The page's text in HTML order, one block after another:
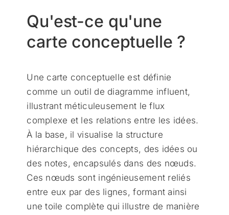
Qu'est-ce qu'une
carte conceptuelle ?
Une carte conceptuelle est définie
comme un outil de diagramme influent,
illustrant méticuleusement le flux
complexe et les relations entre les idées.
À la base, il visualise la structure
hiérarchique des concepts, des idées ou
des notes, encapsulés dans des nœuds.
Ces nœuds sont ingénieusement reliés
entre eux par des lignes, formant ainsi
une toile complète qui illustre de manière